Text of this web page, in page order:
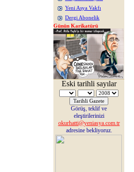
Yeni Asya Vakfı
Dergi Abonelik
Günün Karikatürü
Eski tarihli sayılar
Görüş, teklif ve
eleştirilerinizi
okurhatti@yeniasya.com.tr
adresine bekliyoruz.